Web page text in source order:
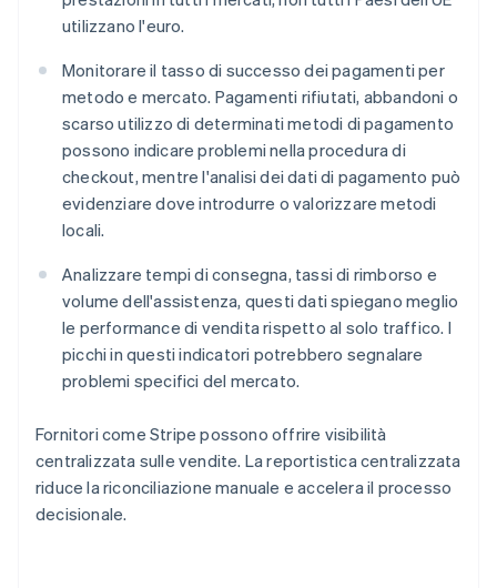
utilizzano l'euro.
Monitorare il tasso di successo dei pagamenti per
metodo e mercato. Pagamenti rifiutati, abbandoni o
scarso utilizzo di determinati metodi di pagamento
possono indicare problemi nella procedura di
checkout, mentre l'analisi dei dati di pagamento può
evidenziare dove introdurre o valorizzare metodi
locali.
Analizzare tempi di consegna, tassi di rimborso e
volume dell'assistenza, questi dati spiegano meglio
le performance di vendita rispetto al solo traffico. I
picchi in questi indicatori potrebbero segnalare
problemi specifici del mercato.
Fornitori come Stripe possono offrire visibilità
centralizzata sulle vendite. La reportistica centralizzata
riduce la riconciliazione manuale e accelera il processo
decisionale.